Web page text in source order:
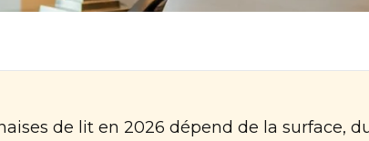
de lit en 2026 dépend de la surface,